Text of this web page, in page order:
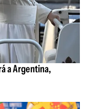
a Argentina,